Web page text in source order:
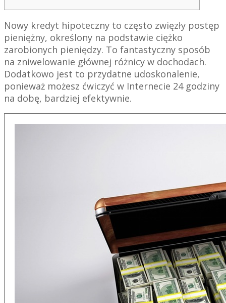
Nowy kredyt hipoteczny to często zwięzły postęp
pieniężny, określony na podstawie ciężko
zarobionych pieniędzy. To fantastyczny sposób
na zniwelowanie głównej różnicy w dochodach.
Dodatkowo jest to przydatne udoskonalenie,
ponieważ możesz ćwiczyć w Internecie 24 godziny
na dobę, bardziej efektywnie.